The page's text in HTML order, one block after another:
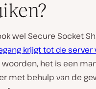
i
d
o
wel Secure Socket
krijgt tot de server
het is een
met behulp van de